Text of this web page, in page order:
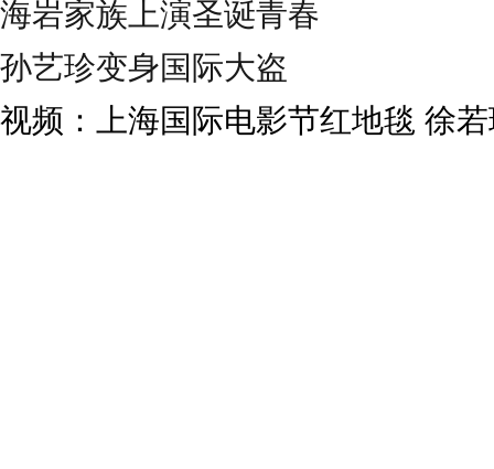
海岩家族上演圣诞青春
孙艺珍变身国际大盗
视频：上海国际电影节红地毯 徐